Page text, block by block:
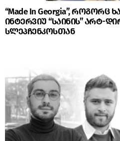
“Made In Georgia”, როგორც
ინტერვიუ “საინის” არტ-
სლეპჩენკოსთან